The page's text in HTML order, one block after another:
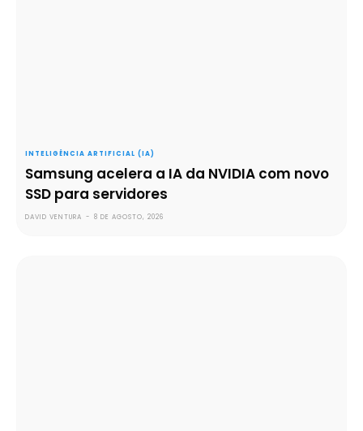
INTELIGÊNCIA ARTIFICIAL (IA)
Samsung acelera a IA da NVIDIA com novo
SSD para servidores
DAVID VENTURA - 8 DE AGOSTO, 2026